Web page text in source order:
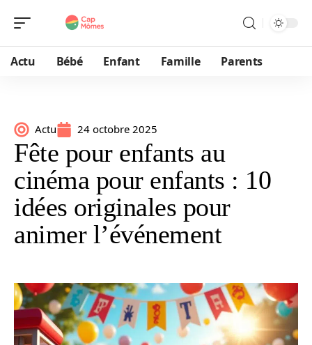
Actu Bébé Enfant Famille Parents
Actu 24 octobre 2025
Fête pour enfants au
cinéma pour enfants : 10
idées originales pour
animer l’événement